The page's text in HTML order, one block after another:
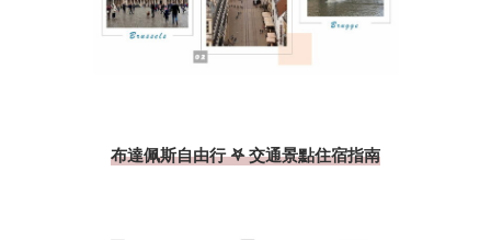
布達佩斯自由行 𖤐 交通景點住宿指南